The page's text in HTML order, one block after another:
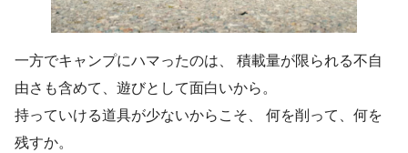
一方でキャンプにハマったのは、 積載量が限られる不自
由さも含めて、遊びとして面白いから。
持っていける道具が少ないからこそ、 何を削って、何を
残すか。